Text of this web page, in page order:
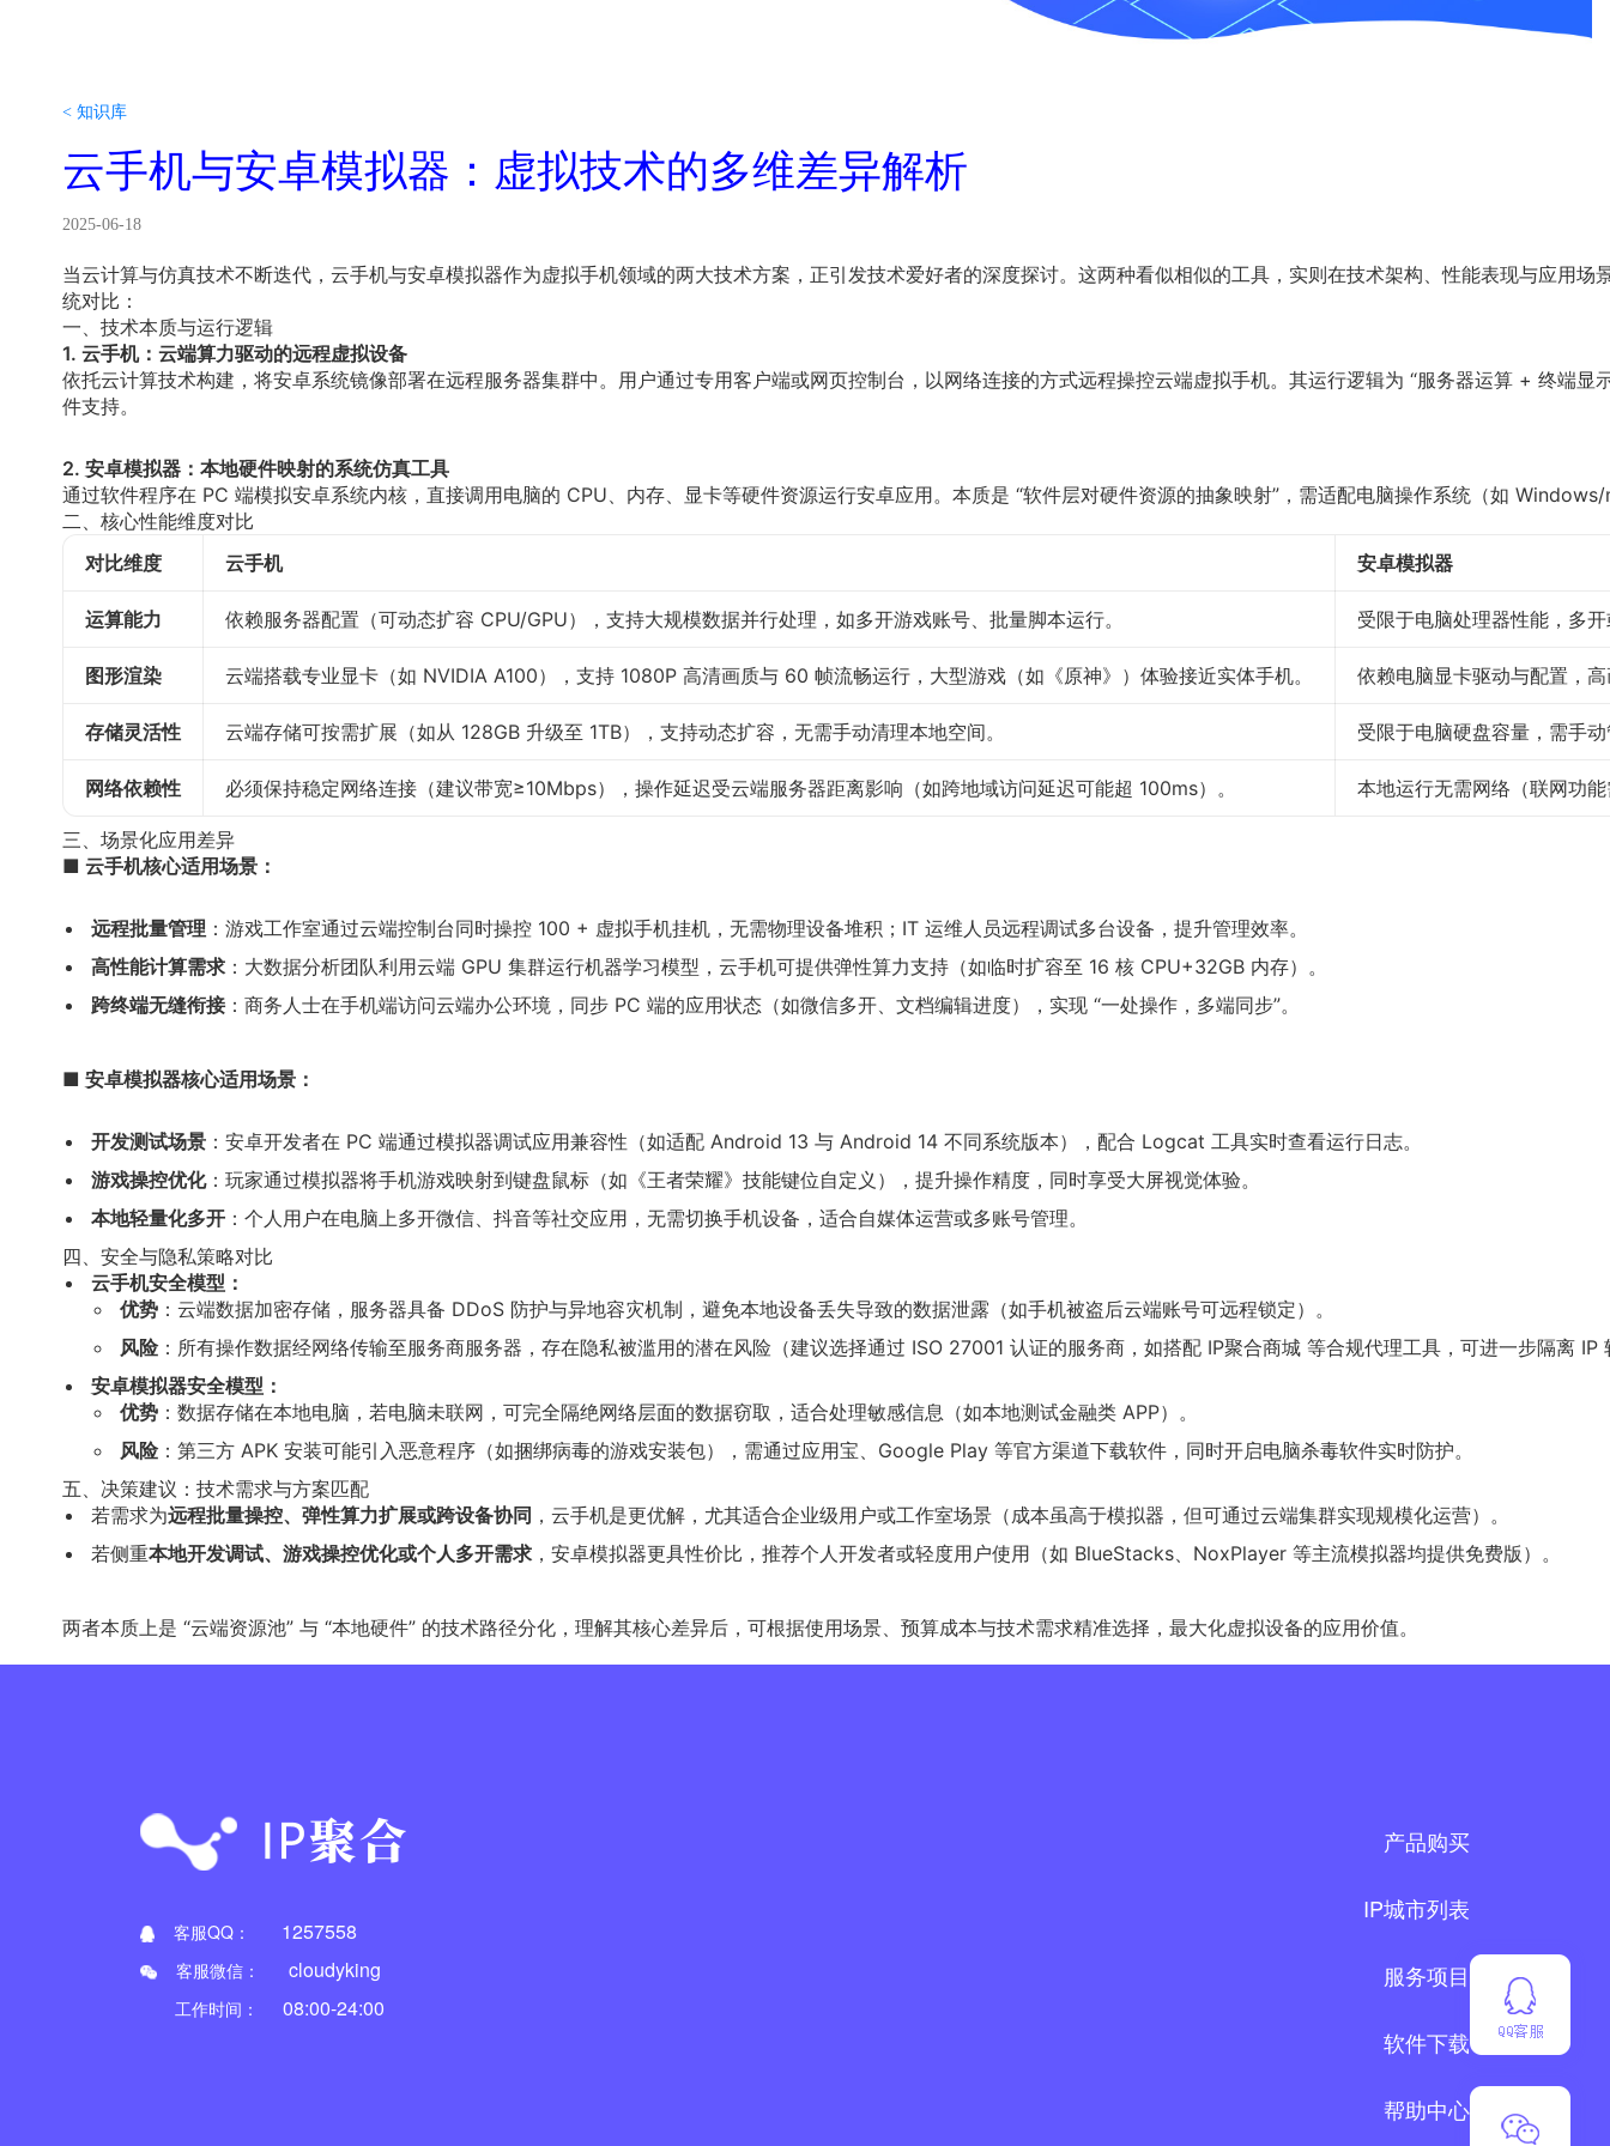
< 知识库
云手机与安卓模拟器：虚拟技术的多维差异解析
2025-06-18
当云计算与仿真技术不断迭代，云手机与安卓模拟器作为虚拟手机领域的两大技术方案，正引发技术爱好者的深度探讨。这两种看似相似的工具，实则在技术架构、性能表现与应用
统对比：
一、技术本质与运行逻辑
1. 云手机：云端算力驱动的远程虚拟设备
依托云计算技术构建，将安卓系统镜像部署在远程服务器集群中。用户通过专用客户端或网页控制台，以网络连接的方式远程操控云端虚拟手机。其运行逻辑为 “服务器运算 + 终端
件支持。
2. 安卓模拟器：本地硬件映射的系统仿真工具
通过软件程序在 PC 端模拟安卓系统内核，直接调用电脑的 CPU、内存、显卡等硬件资源运行安卓应用。本质是 “软件层对硬件资源的抽象映射”，需适配电脑操作系统（如
二、核心性能维度对比
对比维度
云手机 安卓模拟器
运算能力 依赖服务器配置（可动态扩容 CPU/GPU），支持大规模数据并行处理，如多开游戏账号、批量脚本运行。 受限于电脑处理器性能，多
图形渲染 云端搭载专业显卡（如 NVIDIA A100），支持 1080P 高清画质与 60 帧流畅运行，大型游戏（如《原神》）体验接近实体手机。 依赖电脑显卡驱动与配置，
存储灵活性 云端存储可按需扩展（如从 128GB 升级至 1TB），支持动态扩容，无需手动清理本地空间。 受限于电脑硬盘容量，需手
网络依赖性 必须保持稳定网络连接（建议带宽≥10Mbps），操作延迟受云端服务器距离影响（如跨地域访问延迟可能超 100ms）。 本地运行无需网络（联网功
三、场景化应用差异
■ 云手机核心适用场景：
远程批量管理 ：游戏工作室通过云端控制台同时操控 100 + 虚拟手机挂机，无需物理设备堆积；IT 运维人员远程调试多台设备，提升管理效率。
高性能计算需求 ：大数据分析团队利用云端 GPU 集群运行机器学习模型，云手机可提供弹性算力支持（如临时扩容至 16 核 CPU+32GB 内存）。
跨终端无缝衔接：商务人士在手机端访问云端办公环境，同步 PC 端的应用状态（如微信多开、文档编辑进度），实现 “一处操作，多端同步”。
■ 安卓模拟器核心适用场景：
开发测试场景 ：安卓开发者在 PC 端通过模拟器调试应用兼容性（如适配 Android 13 与 Android 14 不同系统版本），配合 Logcat 工具实时查看运行日志。
游戏操控优化：玩家通过模拟器将手机游戏映射到键盘鼠标（如《王者荣耀》技能键位自定义），提升操作精度，同时享受大屏视觉体验。
本地轻量化多开 ：个人用户在电脑上多开微信、抖音等社交应用，无需切换手机设备，适合自媒体运营或多账号管理。
四、安全与隐私策略对比
云手机安全模型：
优势 ：云端数据加密存储，服务器具备 DDoS 防护与异地容灾机制，避免本地设备丢失导致的数据泄露（如手机被盗后云端账号可远程锁定）。
风险：所有操作数据经网络传输至服务商服务器，存在隐私被滥用的潜在风险（建议选择通过 ISO 27001 认证的服务商，如搭配 IP聚合商城 等合规代理工具，可进一步隔离 IP
安卓模拟器安全模型：
优势 ：数据存储在本地电脑，若电脑未联网，可完全隔绝网络层面的数据窃取，适合处理敏感信息（如本地测试金融类 APP）。
风险：第三方 APK 安装可能引入恶意程序（如捆绑病毒的游戏安装包），需通过应用宝、Google Play 等官方渠道下载软件，同时开启电脑杀毒软件实时防护。
五、决策建议：技术需求与方案匹配
若需求为远程批量操控、弹性算力扩展或跨设备协同 ，云手机是更优解，尤其适合企业级用户或工作室场景（成本虽高于模拟器，但可通过云端集群实现规模化运营）。
若侧重本地开发调试、游戏操控优化或个人多开需求 ，安卓模拟器更具性价比，推荐个人开发者或轻度用户使用（如 BlueStacks、NoxPlayer 等主流模拟器均提供免费版）。
两者本质上是 “云端资源池” 与 “本地硬件” 的技术路径分化，理解其核心差异后，可根据使用场景、预算成本与技术需求精准选择，最大化虚拟设备的应用价值。
客服QQ： 1257558
客服微信： cloudyking
工作时间： 08:00-24:00
产品购买
IP城市列表
服务项目
软件下载
帮助中心